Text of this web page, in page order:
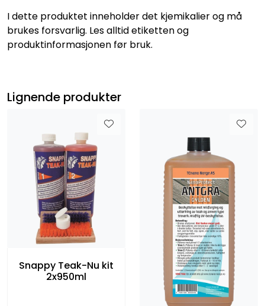
I dette produktet inneholder det kjemikalier og må
brukes forsvarlig. Les alltid etiketten og
produktinformasjonen før bruk.
Lignende produkter
Snappy Teak-Nu kit
2x950ml